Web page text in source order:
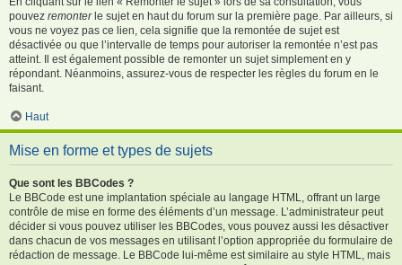
pouvez remonterle sujet en haut du forum sur la première page. Par ailleurs, si
vous ne voyez pas ce lien, cela signifie que la remontée de sujet est
désactivée ou que l’intervalle de temps pour autoriser la remontée n’est pas
atteint. Il est également possible de remonter un sujet simplement en y
répondant. Néanmoins, assurez-vous de respecter les règles du forum en le
faisant.
Haut
Mise en forme et types de sujets
Que sont les BBCodes ?
Le BBCode est une implantation spéciale au langage HTML, offrant un large
contrôle de mise en forme des éléments d’un message. L’administrateur peut
décider si vous pouvez utiliser les BBCodes, vous pouvez aussi les désactiver
dans chacun de vos messages en utilisant l’option appropriée du formulaire de
rédaction de message. Le BBCode lui-même est similaire au style HTML, mais